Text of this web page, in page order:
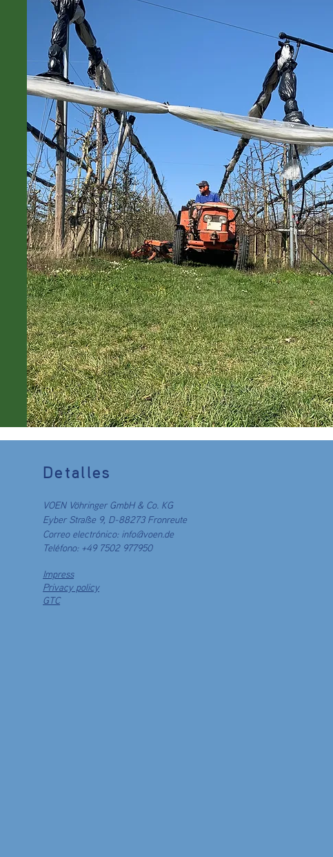
Detalles
VOEN Vöhringer GmbH & Co. KG
Eyber Straße 9, D-88273 Fronreute
Correo electrónico: info@voen.de
Teléfono: +49 7502 977950
Impress
Privacy policy
GTC